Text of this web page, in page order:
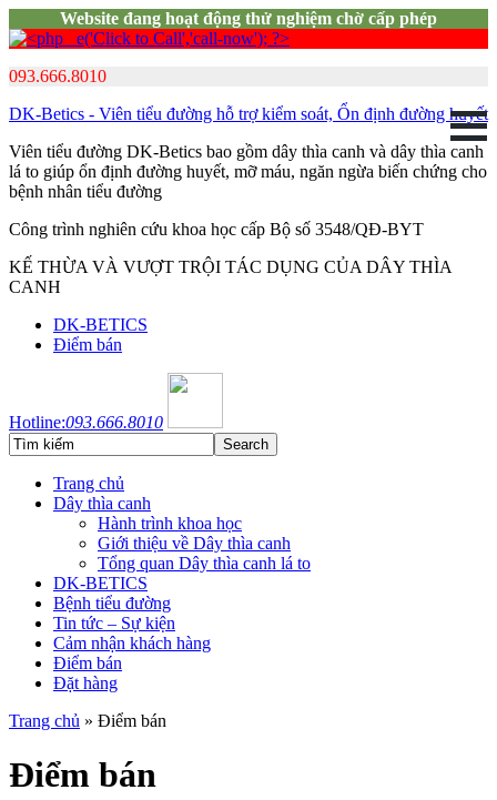
Website đang hoạt động thử nghiệm chờ cấp phép
093.666.8010
DK-Betics - Viên tiểu đường hỗ trợ kiểm soát, Ổn định đường huyết
Viên tiểu đường DK-Betics bao gồm dây thìa canh và dây thìa canh
lá to giúp ổn định đường huyết, mỡ máu, ngăn ngừa biến chứng cho
bệnh nhân tiểu đường
Công trình nghiên cứu khoa học cấp Bộ số 3548/QĐ-BYT
KẾ THỪA VÀ VƯỢT TRỘI TÁC DỤNG CỦA DÂY THÌA
CANH
DK-BETICS
Điểm bán
Hotline:093.666.8010
Trang chủ
Dây thìa canh
Hành trình khoa học
Giới thiệu về Dây thìa canh
Tổng quan Dây thìa canh lá to
DK-BETICS
Bệnh tiểu đường
Tin tức – Sự kiện
Cảm nhận khách hàng
Điểm bán
Đặt hàng
Trang chủ » Điểm bán
Điểm bán